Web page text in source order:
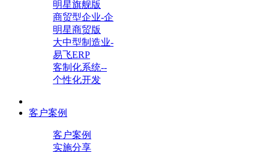
明星旗舰版
商贸型企业-企
明星商贸版
大中型制造业-
易飞ERP
客制化系统--
个性化开发
客户案例
客户案例
实施分享